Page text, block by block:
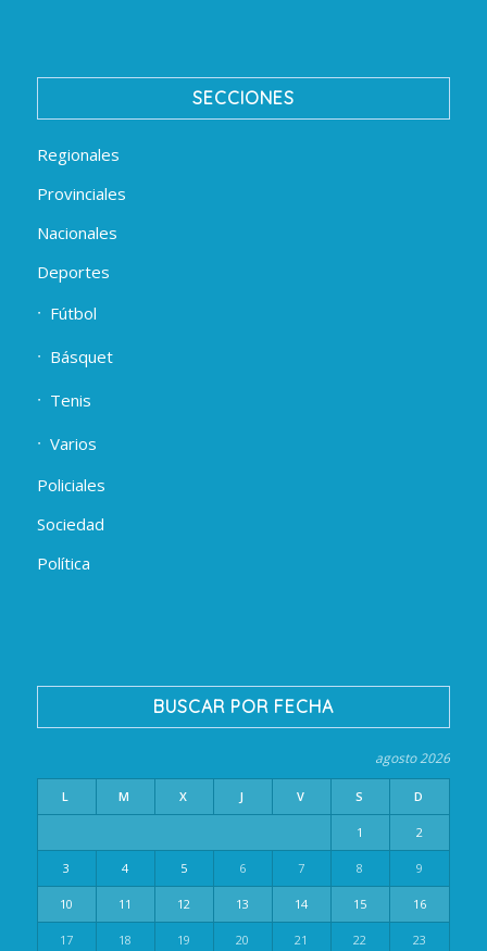
SECCIONES
Regionales
Provinciales
Nacionales
Deportes
Fútbol
Básquet
Tenis
Varios
Policiales
Sociedad
Política
BUSCAR POR FECHA
agosto 2026
L M X J V S D
1 2
3 4 5 6 7 8 9
10 11 12 13 14 15 16
17 18 19 20 21 22 23